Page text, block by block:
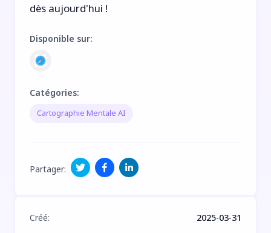
dès aujourd'hui !
Disponible sur:
Catégories:
Cartographie Mentale AI
Partager:
Créé:
2025-03-31